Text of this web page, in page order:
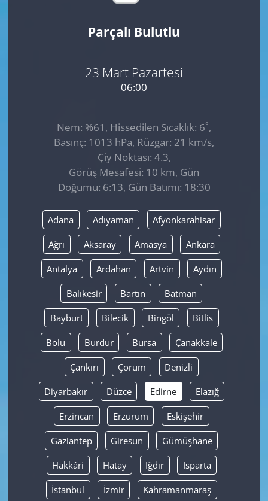
Parçalı Bulutlu
23 Mart Pazartesi
06:00
Nem: %61, Hissedilen Sıcaklık: 6°,
Basınç: 1013 hPa, Rüzgar: 21 km/s,
Çiy Noktası: 4.3,
Görüş Mesafesi: 10 km, Gün
Doğumu: 6:13, Gün Batımı: 18:30
Adana Adıyaman Afyonkarahisar
Ağrı Aksaray Amasya Ankara
Antalya Ardahan Artvin Aydın
Balıkesir Bartın Batman
Bayburt Bilecik Bingöl Bitlis
Bolu Burdur Bursa Çanakkale
Çankırı Çorum Denizli
Diyarbakır Düzce Edirne Elazığ
Erzincan Erzurum Eskişehir
Gaziantep Giresun Gümüşhane
Hakkâri Hatay Iğdır Isparta
İstanbul İzmir Kahramanmaraş
SAĞLIK
SPOR
Yerel